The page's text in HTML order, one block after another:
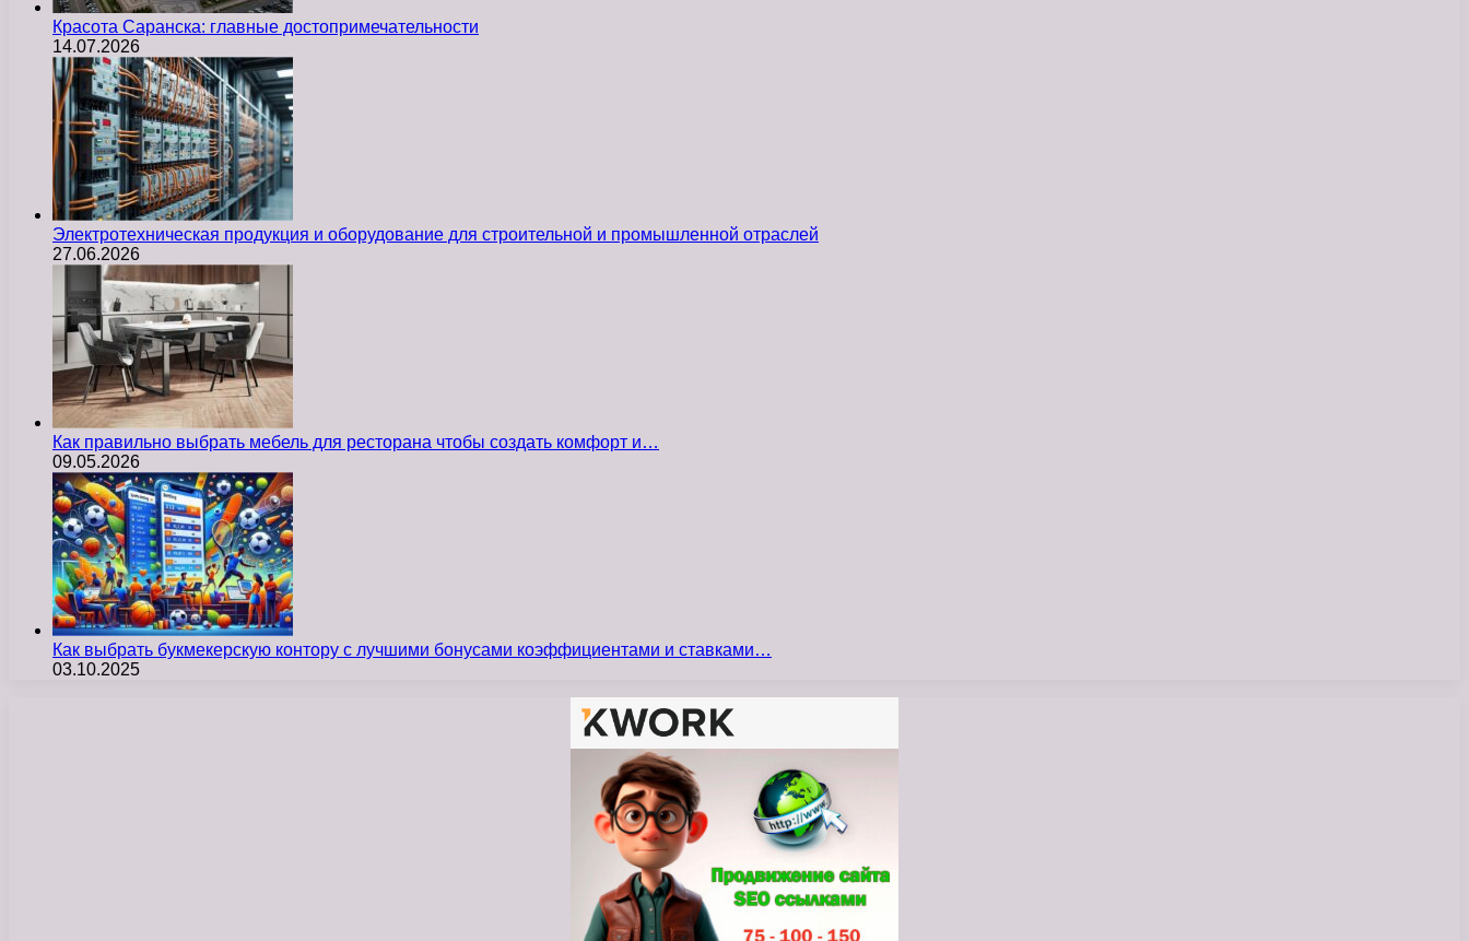
Красота Саранска: главные достопримечательности
14.07.2026
Электротехническая продукция и оборудование для строительной и промышленной отраслей
27.06.2026
Как правильно выбрать мебель для ресторана чтобы создать комфорт и…
09.05.2026
Как выбрать букмекерскую контору с лучшими бонусами коэффициентами и ставками…
03.10.2025